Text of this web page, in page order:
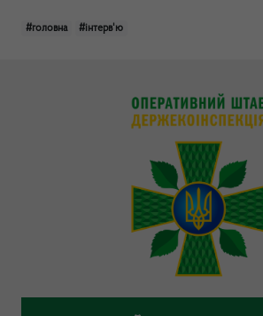
#головна #інтерв'ю